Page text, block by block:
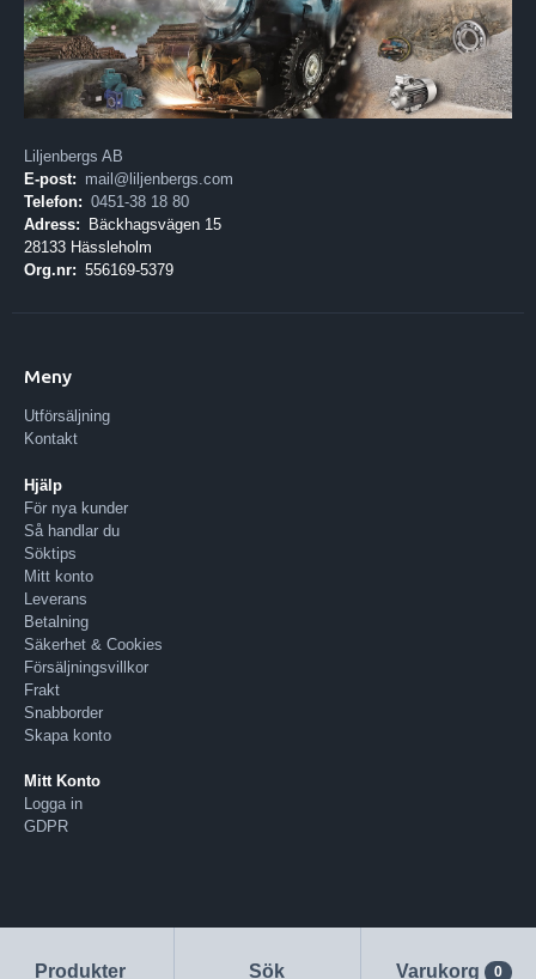
Produkter Sök Varukorg 0
Liljenbergs AB
E-post: mail@liljenbergs.com
Telefon: 0451-38 18 80
Adress:
Bäckhagsvägen 15
28133 Hässleholm
Org.nr: 556169-5379
Meny
Utförsäljning
Kontakt
Hjälp
För nya kunder
Så handlar du
Söktips
Mitt konto
Leverans
Betalning
Säkerhet & Cookies
Försäljningsvillkor
Frakt
Snabborder
Skapa konto
Mitt Konto
Logga in
GDPR